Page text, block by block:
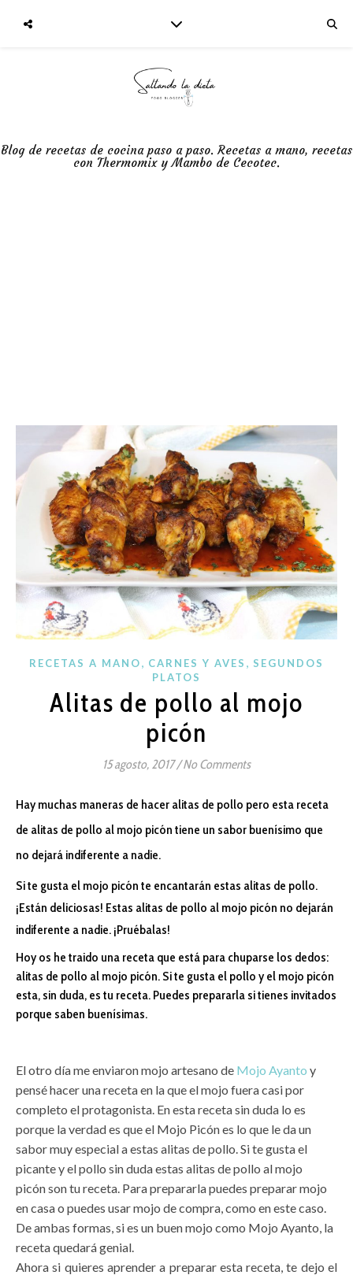
Blog de recetas de cocina paso a paso. Recetas a mano, recetas
con Thermomix y Mambo de Cecotec.
RECETAS A MANO, CARNES Y AVES , SEGUNDOS
PLATOS
Alitas de pollo al mojo
picón
15 agosto, 2017/ No Comments
Hay muchas maneras de hacer alitas de pollo pero esta receta
de alitas de pollo al mojo picón tiene un sabor buenísimo que
no dejará indiferente a nadie.
Si te gusta el mojo picón te encantarán estas alitas de pollo.
¡Están deliciosas! Estas alitas de pollo al mojo picón no dejarán
indiferente a nadie. ¡Pruébalas!
Hoy os he traido una receta que está para chuparse los dedos:
alitas de pollo al mojo picón. Si te gusta el pollo y el mojo picón
esta, sin duda, es tu receta. Puedes prepararla si tienes invitados
porque saben buenísimas.
El otro día me enviaron mojo artesano de Mojo Ayanto y
pensé hacer una receta en la que el mojo fuera casi por
completo el protagonista. En esta receta sin duda lo es
porque la verdad es que el Mojo Picón es lo que le da un
sabor muy especial a estas alitas de pollo. Si te gusta el
picante y el pollo sin duda estas alitas de pollo al mojo
picón son tu receta. Para prepararla puedes preparar mojo
en casa o puedes usar mojo de compra, como en este caso.
De ambas formas, si es un buen mojo como Mojo Ayanto, la
receta quedará genial.
Ahora si quieres aprender a preparar esta receta, te dejo el